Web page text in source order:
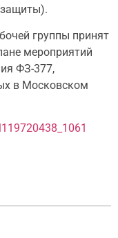
группы принят
мероприятий
ФЗ-377,
в Московском